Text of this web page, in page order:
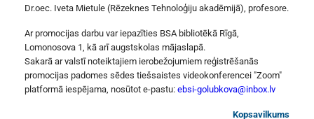
Dr.oec. Iveta Mietule (Rēzeknes Tehnoloģiju akadēmijā), profesore.
Ar promocijas darbu var iepazīties BSA bibliotēkā Rīgā,
Lomonosova 1, kā arī augstskolas mājaslapā.
Sakarā ar valstī noteiktajiem ierobežojumiem reģistrēšanās
promocijas padomes sēdes tiešsaistes videokonferencei "Zoom"
platformā iespējama, nosūtot e-pastu: ebsi-golubkova@inbox.lv
Kopsavilkums